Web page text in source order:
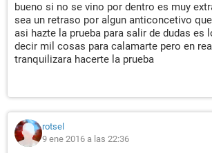
bueno si no se vino por dentro es muy
sea un retraso por algun anticoncetivo
asi hazte la prueba para salir de dudas es
decir mil cosas para calamarte pero en
tranquilizara hacerte la prueba
rotsel
9 ene 2016 a las 22:36